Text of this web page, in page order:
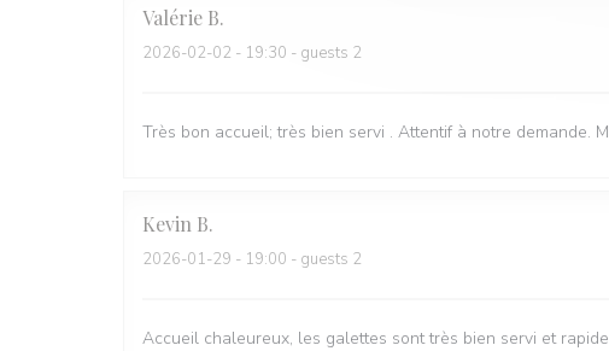
Valérie B
2026-02-02 - 19:30 - guests 2
Très bon accueil; très bien servi . Attentif à notre demande.
Kevin B
2026-01-29 - 19:00 - guests 2
Accueil chaleureux, les galettes sont très bien servi et